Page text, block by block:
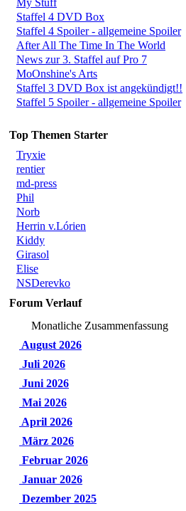
My Stuff
Staffel 4 DVD Box
Staffel 4 Spoiler - allgemeine Spoiler
After All The Time In The World
News zur 3. Staffel auf Pro 7
MoOnshine's Arts
Staffel 3 DVD Box ist angekündigt!!
Staffel 5 Spoiler - allgemeine Spoiler
Top Themen Starter
Tryxie
rentier
md-press
Phil
Norb
Herrin v.Lórien
Kiddy
Girasol
Elise
NSDerevko
Forum Verlauf
Monatliche Zusammenfassung
August 2026
Juli 2026
Juni 2026
Mai 2026
April 2026
März 2026
Februar 2026
Januar 2026
Dezember 2025